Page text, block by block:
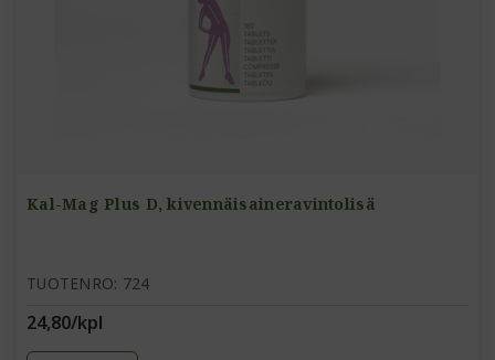
Kal-Mag Plus D, kivennäisaineravintolisä
TUOTENRO: 724
24,80/kpl